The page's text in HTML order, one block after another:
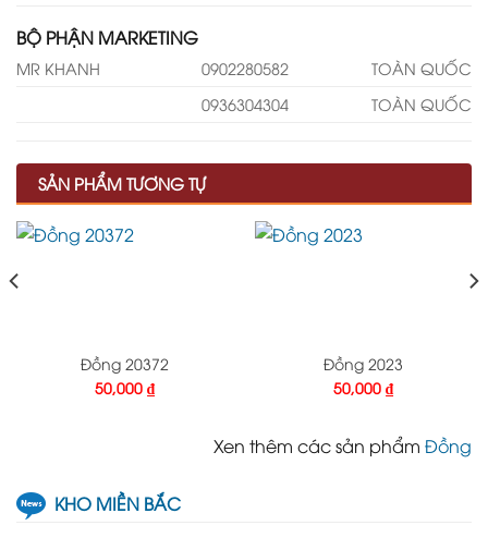
BỘ PHẬN MARKETING
MR KHANH 0902280582
TOÀN QUỐC
0936304304
TOÀN QUỐC
SẢN PHẨM TƯƠNG TỰ
Đồng 20372
50,000 ₫
Đồng 2023
50,000 ₫
Xen thêm các sản phẩm Đồng
KHO MIỀN BẮC